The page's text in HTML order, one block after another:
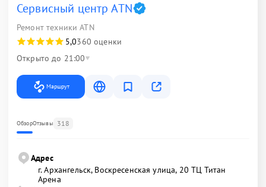
Сервисный центр ATN
Ремонт техники ATN
5,0360 оценки
Открыто до 21:00
Маршрут
ОбзорОтзывы 318
Адрес
г. Архангельск, Воскресенская улица, 20 ТЦ Титан
Арена